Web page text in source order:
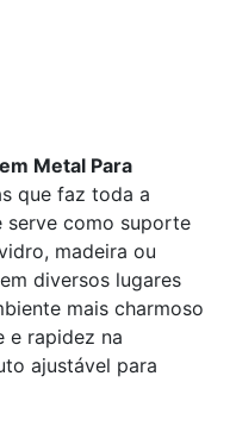
Metal Para
que faz toda a
serve como suporte
madeira ou
diversos lugares
mais charmoso
e rapidez na
ajustável para